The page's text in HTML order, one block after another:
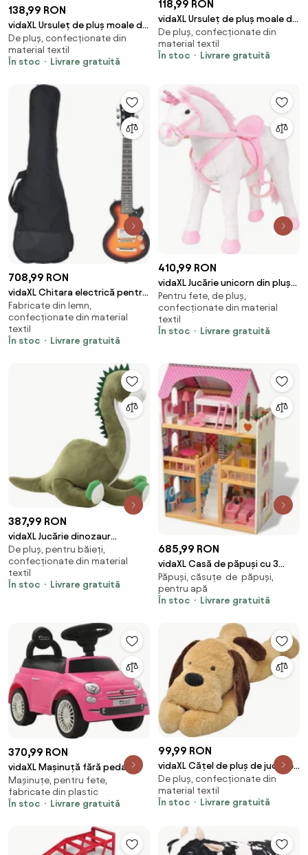
138,99 RON
vidaXL Ursuleț de pluș moale de
jucărie XXL, maro, 85 cm
De pluș, confecționate din
material textil
În stoc
Livrare gratuită
118,99 RON
vidaXL Ursuleț de pluș moale de
jucărie XXL, alb, 85 cm
De pluș, confecționate din
material textil
În stoc
Livrare gratuită
708,99 RON
vidaXL Chitara electrică pentru
copii, cu husă, maro/negru, 3/4
30"
Fabricate din lemn,
confecționate din material
textil
În stoc
Livrare gratuită
410,99 RON
vidaXL Jucărie unicorn din pluș
în picioare, alb și roz, XXL
Pentru fete, de pluș,
confecționate din material
textil
În stoc
Livrare gratuită
387,99 RON
vidaXL Jucărie dinozaur
Brontosaurus, verde, pluș
De pluș, pentru băieți,
confecționate din material
textil
În stoc
Livrare gratuită
685,99 RON
vidaXL Casă de păpuși cu 3
etaje, lemn, 60 x 30 x 90 cm
Păpuși, căsuțe de păpuși,
pentru apă
În stoc
Livrare gratuită
370,99 RON
vidaXL Mașinuță fără pedale
Fiat 500, roz
Mașinuțe, pentru fete,
fabricate din plastic
În stoc
Livrare gratuită
99,99 RON
vidaXL Cățel de pluș de jucărie,
maro, 80 cm
De pluș, confecționate din
material textil
În stoc
Livrare gratuită